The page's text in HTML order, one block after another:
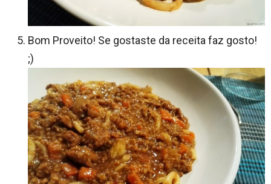
Bom Proveito! Se gostaste da receita faz gosto!
;)